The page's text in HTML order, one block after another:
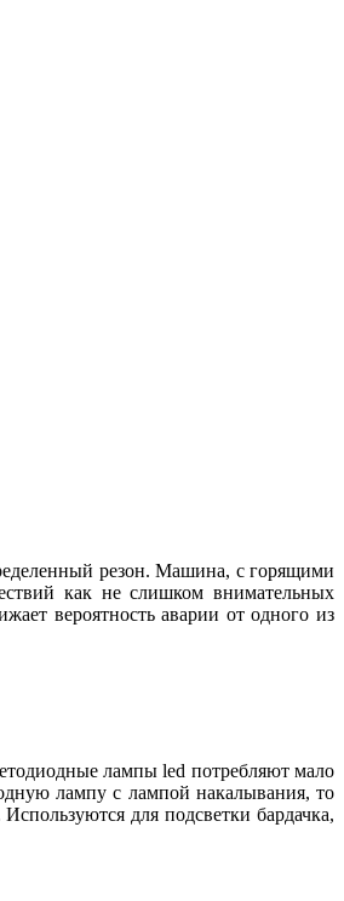
резон. Машина, с горящими
как не слишком внимательных
вероятность аварии от одного из
лампы led потребляют мало
лампу с лампой накалывания, то
для подсветки бардачка,